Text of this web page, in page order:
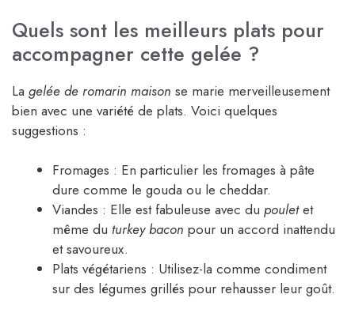
Quels sont les meilleurs plats pour
accompagner cette gelée ?
La gelée de romarin maison se marie merveilleusement
bien avec une variété de plats. Voici quelques
suggestions :
Fromages : En particulier les fromages à pâte
dure comme le gouda ou le cheddar.
Viandes : Elle est fabuleuse avec du pouletet
même du turkey bacon pour un accord inattendu
et savoureux.
Plats végétariens : Utilisez-la comme condiment
sur des légumes grillés pour rehausser leur goût.